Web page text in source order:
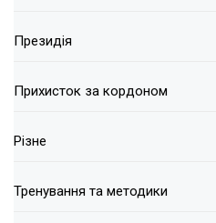
Президія
Прихисток за кордоном
Різне
Тренування та методики